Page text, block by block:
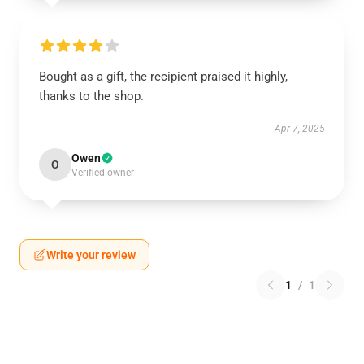
Bought as a gift, the recipient praised it highly,
thanks to the shop.
Apr 7, 2025
O Owen
Verified owner
Write your review
1 / 1